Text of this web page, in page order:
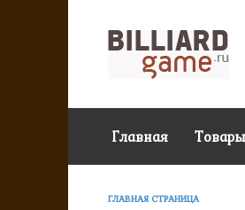
Главная Товары
ГЛАВНАЯ СТРАНИЦА